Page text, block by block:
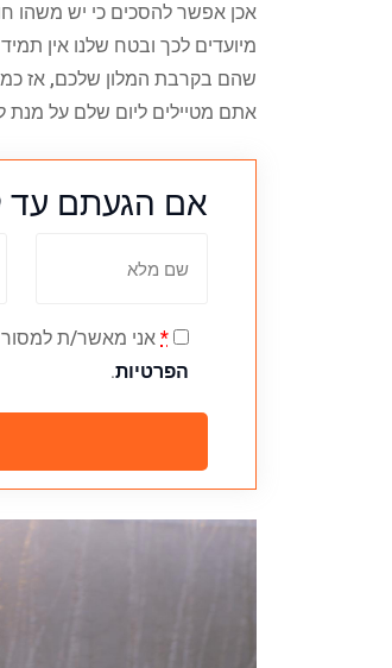
אכן אפשר להסכים כי יש משהו
מיועדים לכך ובטח שלנו אין
שהם בקרבת המלון שלכם, אז
אתם מטיילים ליום שלם על מנת
אם הגעתם עד
* אני מאשר/ת למסור
הפרטיות.